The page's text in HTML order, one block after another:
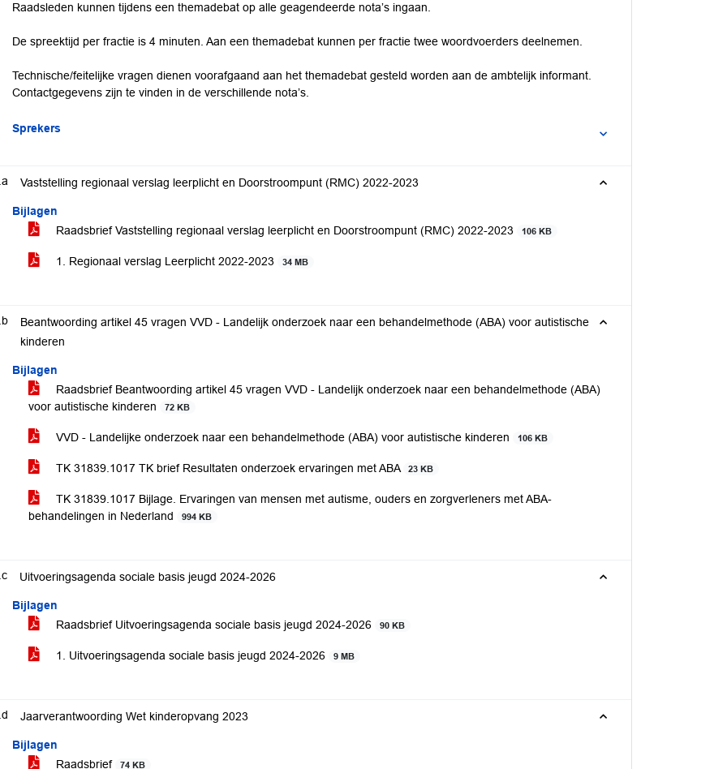
Raadsleden kunnen tijdens een themadebat op alle geagendeerde nota’s ingaan.
De spreektijd per fractie is 4 minuten. Aan een themadebat kunnen per fractie twee woordvoerders deelnemen.
Technische/feitelijke vragen dienen voorafgaand aan het themadebat gesteld worden aan de ambtelijk informant.
Contactgegevens zijn te vinden in de verschillende nota’s.
Sprekers
Vaststelling regionaal verslag leerplicht en Doorstroompunt (RMC) 2022-2023
Bijlagen
Raadsbrief Vaststelling regionaal verslag leerplicht en Doorstroompunt (RMC) 2022-2023
106 KB
1. Regionaal verslag Leerplicht 2022-2023 34 MB
Beantwoording artikel 45 vragen VVD - Landelijk onderzoek naar een behandelmethode (ABA) voor autistische
kinderen
Bijlagen
Raadsbrief Beantwoording artikel 45 vragen VVD - Landelijk onderzoek naar een behandelmethode (ABA)
voor autistische kinderen
72 KB
VVD - Landelijke onderzoek naar een behandelmethode (ABA) voor autistische kinderen 106 KB
TK 31839.1017 TK brief Resultaten onderzoek ervaringen met ABA 23 KB
TK 31839.1017 Bijlage. Ervaringen van mensen met autisme, ouders en zorgverleners met ABA-
behandelingen in Nederland
994 KB
Uitvoeringsagenda sociale basis jeugd 2024-2026
Bijlagen
Raadsbrief Uitvoeringsagenda sociale basis jeugd 2024-2026
90 KB
1. Uitvoeringsagenda sociale basis jeugd 2024-2026 9 MB
Jaarverantwoording Wet kinderopvang 2023
Bijlagen
Raadsbrief
74 KB